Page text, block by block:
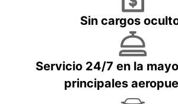
Sin cargos
Servicio 24/7 en la
principales